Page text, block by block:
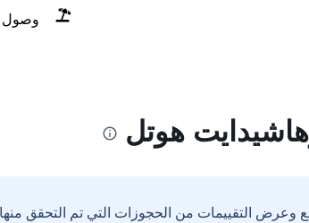
وصول
هوتل
وعرض التقييمات من الحجوزات التي تم التحقق